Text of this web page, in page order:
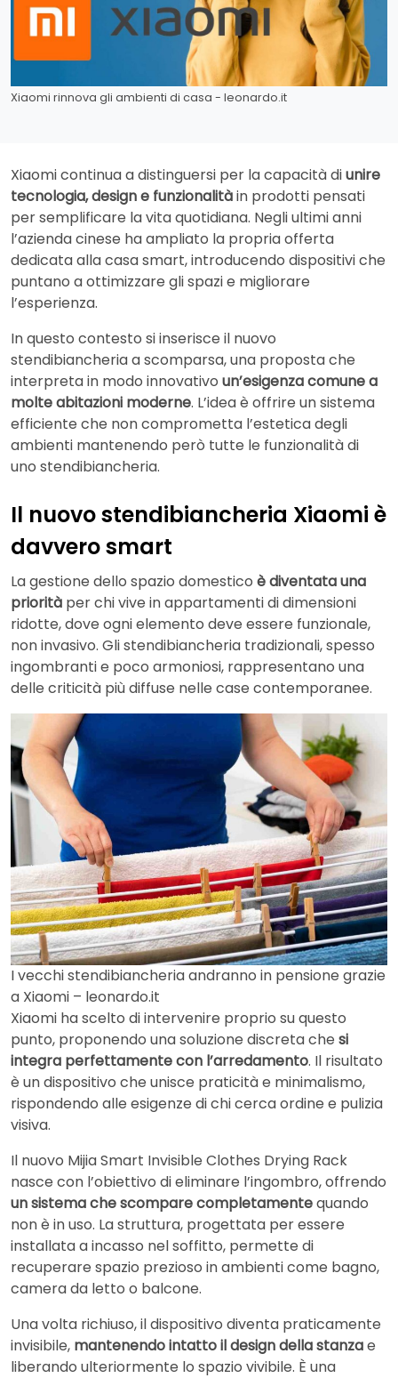
Xiaomi rinnova gli ambienti di casa - leonardo.it
Xiaomi continua a distinguersi per la capacità diunire
tecnologia, design e funzionalitàin prodotti pensati
per semplificare la vita quotidiana. Negli ultimi anni
l’azienda cinese ha ampliato la propria offerta
dedicata alla casa smart, introducendo dispositivi che
puntano a ottimizzare gli spazi e migliorare
l’esperienza.
In questo contesto si inserisce il nuovo
stendibiancheria a scomparsa, una proposta che
interpreta in modo innovativo un’esigenza comune a
molte abitazioni moderne. L’idea è offrire un sistema
efficiente che non comprometta l’estetica degli
ambienti mantenendo però tutte le funzionalità di
uno stendibiancheria.
Il nuovo stendibiancheria Xiaomi è
davvero smart
La gestione dello spazio domestico è diventata una
priorità per chi vive in appartamenti di dimensioni
ridotte, dove ogni elemento deve essere funzionale,
non invasivo. Gli stendibiancheria tradizionali, spesso
ingombranti e poco armoniosi, rappresentano una
delle criticità più diffuse nelle case contemporanee.
I vecchi stendibiancheria andranno in pensione grazie
a Xiaomi – leonardo.it
Xiaomi ha scelto di intervenire proprio su questo
punto, proponendo una soluzione discreta che si
integra perfettamente con l’arredamento. Il risultato
è un dispositivo che unisce praticità e minimalismo,
rispondendo alle esigenze di chi cerca ordine e pulizia
visiva.
Il nuovo Mijia Smart Invisible Clothes Drying Rack
nasce con l’obiettivo di eliminare l’ingombro, offrendo
un sistema che scompare completamentequando
non è in uso. La struttura, progettata per essere
installata a incasso nel soffitto, permette di
recuperare spazio prezioso in ambienti come bagno,
camera da letto o balcone.
Una volta richiuso, il dispositivo diventa praticamente
invisibile, mantenendo intatto il design della stanzae
liberando ulteriormente lo spazio vivibile. È una